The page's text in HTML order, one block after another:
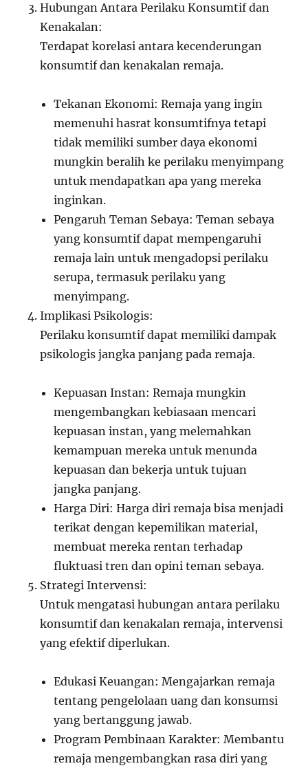
Hubungan Antara Perilaku Konsumtif dan
Kenakalan:
Terdapat korelasi antara kecenderungan
konsumtif dan kenakalan remaja.
Tekanan Ekonomi: Remaja yang ingin
memenuhi hasrat konsumtifnya tetapi
tidak memiliki sumber daya ekonomi
mungkin beralih ke perilaku menyimpang
untuk mendapatkan apa yang mereka
inginkan.
Pengaruh Teman Sebaya: Teman sebaya
yang konsumtif dapat mempengaruhi
remaja lain untuk mengadopsi perilaku
serupa, termasuk perilaku yang
menyimpang.
Implikasi Psikologis:
Perilaku konsumtif dapat memiliki dampak
psikologis jangka panjang pada remaja.
Kepuasan Instan: Remaja mungkin
mengembangkan kebiasaan mencari
kepuasan instan, yang melemahkan
kemampuan mereka untuk menunda
kepuasan dan bekerja untuk tujuan
jangka panjang.
Harga Diri: Harga diri remaja bisa menjadi
terikat dengan kepemilikan material,
membuat mereka rentan terhadap
fluktuasi tren dan opini teman sebaya.
Strategi Intervensi:
Untuk mengatasi hubungan antara perilaku
konsumtif dan kenakalan remaja, intervensi
yang efektif diperlukan.
Edukasi Keuangan: Mengajarkan remaja
tentang pengelolaan uang dan konsumsi
yang bertanggung jawab.
Program Pembinaan Karakter: Membantu
remaja mengembangkan rasa diri yang